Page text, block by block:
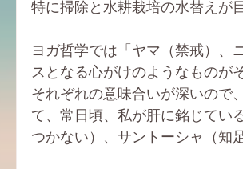
特に掃除と水耕栽培の水替えが
ヨガ哲学では「ヤマ（禁戒）、
スとなる心がけのようなものが
それぞれの意味合いが深いので
て、常日頃、私が肝に銘じてい
つかない）、サントーシャ（知